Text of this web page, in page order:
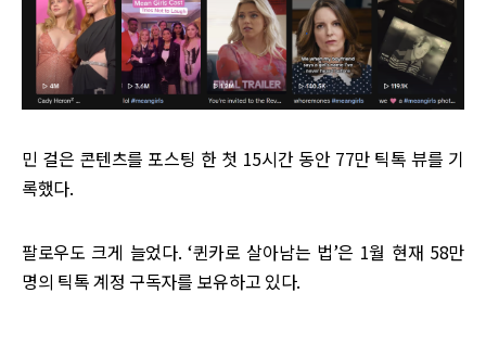
민 걸은 콘텐츠를 포스팅 한 첫 15시간 동안 77만 틱톡 뷰를 기
록했다.
팔로우도 크게 늘었다. ‘퀸카로 살아남는 법’은 1월 현재 58만
명의 틱톡 계정 구독자를 보유하고 있다.